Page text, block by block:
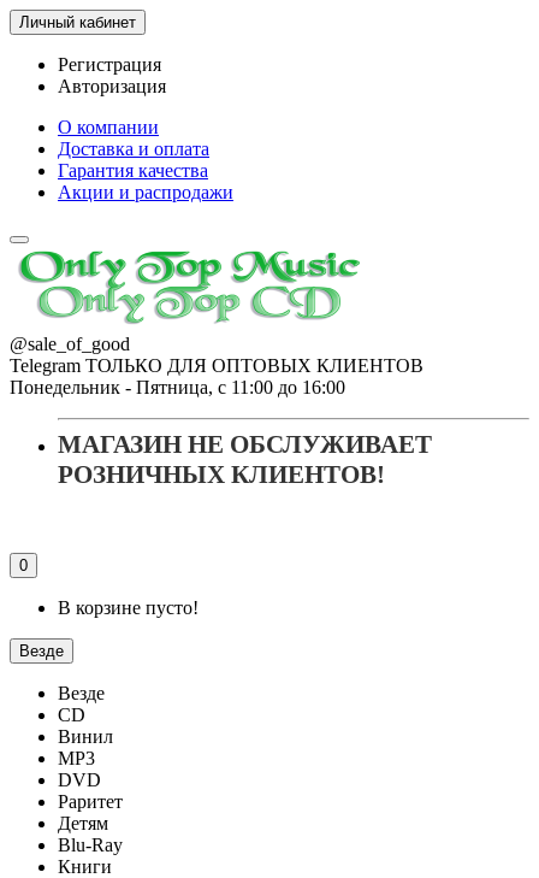
Личный кабинет
Регистрация
Авторизация
О компании
Доставка и оплата
Гарантия качества
Акции и распродажи
@sale_of_good
Telegram ТОЛЬКО ДЛЯ ОПТОВЫХ КЛИЕНТОВ
Понедельник - Пятница, с 11:00 до 16:00
МАГАЗИН НЕ ОБСЛУЖИВАЕТ
РОЗНИЧНЫХ КЛИЕНТОВ!
0
В корзине пусто!
Везде
Везде
CD
Винил
MP3
DVD
Раритет
Детям
Blu-Ray
Книги